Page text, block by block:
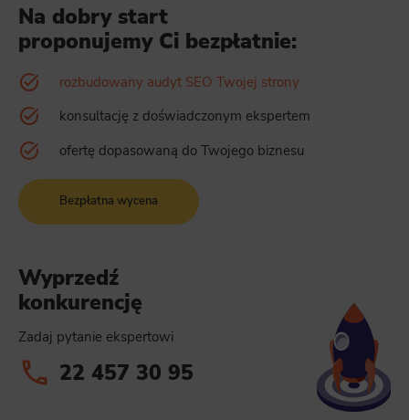
Na dobry start
proponujemy Ci bezpłatnie:
rozbudowany audyt SEO Twojej strony
konsultację z doświadczonym ekspertem
ofertę dopasowaną do Twojego biznesu
Bezpłatna wycena
Wyprzedź
konkurencję
Zadaj pytanie ekspertowi
22 457 30 95